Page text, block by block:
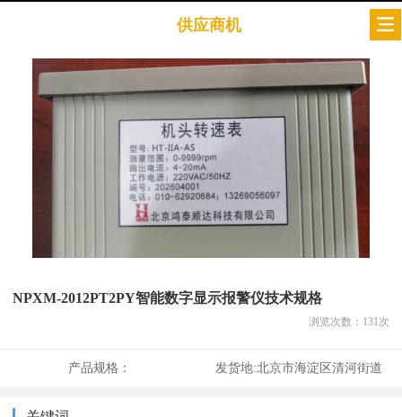
供应商机
NPXM-2012PT2PY智能数字显示报警仪技术规格
浏览次数： 131 次
产品规格： 发货地:北京市海淀区清河街道